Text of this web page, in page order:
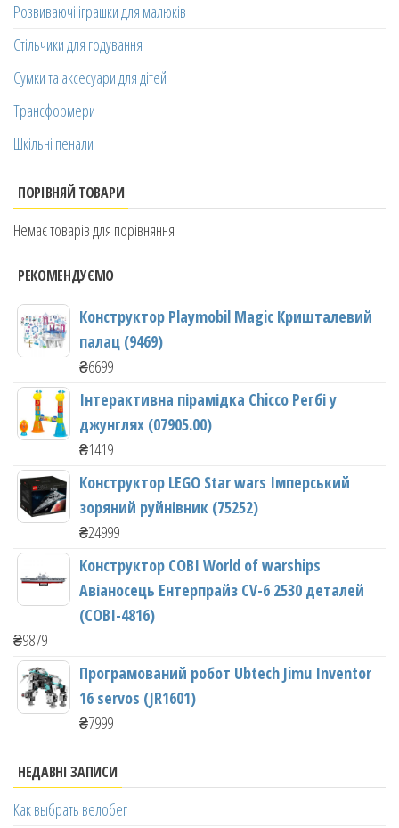
Розвиваючі іграшки для малюків
Стільчики для годування
Сумки та аксесуари для дітей
Трансформери
Шкільні пенали
ПОРІВНЯЙ ТОВАРИ
Немає товарів для порівняння
РЕКОМЕНДУЄМО
Конструктор Playmobil Magic Кришталевий
палац (9469)
₴6699
Інтерактивна пірамідка Chicco Регбі у
джунглях (07905.00)
₴1419
Конструктор LEGO Star wars Імперський
зоряний руйнівник (75252)
₴24999
Конструктор COBI World of warships
Авіаносець Ентерпрайз CV-6 2530 деталей
(COBI-4816)
₴9879
Програмований робот Ubtech Jimu Inventor
16 servos (JR1601)
₴7999
НЕДАВНІ ЗАПИСИ
Как выбрать велобег